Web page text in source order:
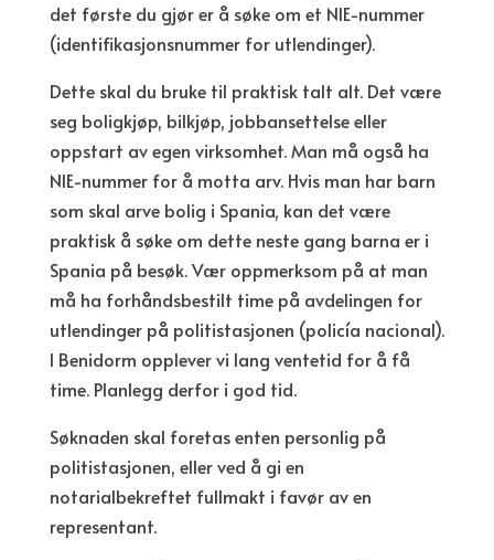
det første du gjør er å søke om et NIE-nummer
(identifikasjonsnummer for utlendinger).
Dette skal du bruke til praktisk talt alt. Det være
seg boligkjøp, bilkjøp, jobbansettelse eller
oppstart av egen virksomhet. Man må også ha
NIE-nummer for å motta arv. Hvis man har barn
som skal arve bolig i Spania, kan det være
praktisk å søke om dette neste gang barna er i
Spania på besøk. Vær oppmerksom på at man
må ha forhåndsbestilt time på avdelingen for
utlendinger på politistasjonen (policía nacional).
I Benidorm opplever vi lang ventetid for å få
time. Planlegg derfor i god tid.
Søknaden skal foretas enten personlig på
politistasjonen, eller ved å gi en
notarialbekreftet fullmakt i favør av en
representant.